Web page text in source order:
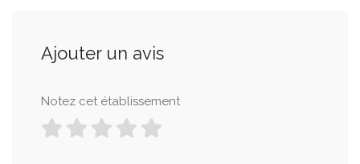
Ajouter un avis
Notez cet établissement